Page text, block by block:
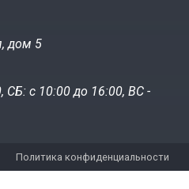
дом 5
СБ: с 10:00 до 16:00, ВС -
Политика конфиденциальности